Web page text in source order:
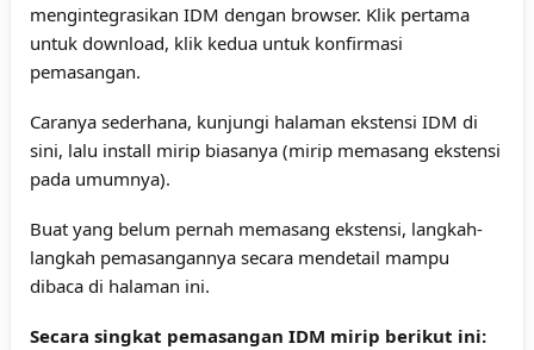
mengintegrasikan IDM dengan browser. Klik pertama
untuk download, klik kedua untuk konfirmasi
pemasangan.
Caranya sederhana, kunjungi halaman ekstensi IDM di
sini, lalu install mirip biasanya (mirip memasang ekstensi
pada umumnya).
Buat yang belum pernah memasang ekstensi, langkah-
langkah pemasangannya secara mendetail mampu
dibaca di halaman ini.
Secara singkat pemasangan IDM mirip berikut ini: